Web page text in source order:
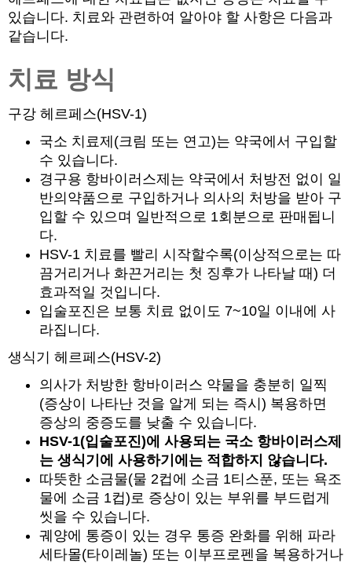
있습니다. 치료와 관련하여 알아야 할 사항은 다음과
같습니다.
치료 방식
구강 헤르페스(HSV-1)
국소 치료제(크림 또는 연고)는 약국에서 구입할
수 있습니다.
경구용 항바이러스제는 약국에서 처방전 없이 일
반의약품으로 구입하거나 의사의 처방을 받아 구
입할 수 있으며 일반적으로 1회분으로 판매됩니
다.
HSV-1 치료를 빨리 시작할수록(이상적으로는 따
끔거리거나 화끈거리는 첫 징후가 나타날 때) 더
효과적일 것입니다.
입술포진은 보통 치료 없이도 7~10일 이내에 사
라집니다.
생식기 헤르페스(HSV-2)
의사가 처방한 항바이러스 약물을 충분히 일찍
(증상이 나타난 것을 알게 되는 즉시) 복용하면
증상의 중증도를 낮출 수 있습니다.
HSV-1(입술포진)에 사용되는 국소 항바이러스제
는 생식기에 사용하기에는 적합하지 않습니다.
따뜻한 소금물(물 2컵에 소금 1티스푼, 또는 욕조
물에 소금 1컵)로 증상이 있는 부위를 부드럽게
씻을 수 있습니다.
궤양에 통증이 있는 경우 통증 완화를 위해 파라
세타몰(타이레놀) 또는 이부프로펜을 복용하거나